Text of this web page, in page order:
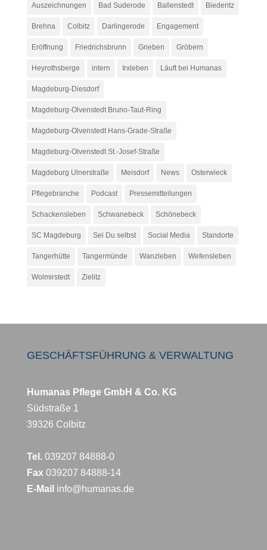
Auszeichnungen Bad Suderode Ballenstedt Biederitz
Brehna Colbitz Darlingerode Engagement
Eröffnung Friedrichsbrunn Grieben Gröbern
Heyrothsberge intern Irxleben Läuft bei Humanas
Magdeburg-Diesdorf
Magdeburg-Olvenstedt Bruno-Taut-Ring
Magdeburg-Olvenstedt Hans-Grade-Straße
Magdeburg-Olvenstedt St.-Josef-Straße
Magdeburg Ulnerstraße Meisdorf News Osterwieck
Pflegebranche Podcast Pressemitteilungen
Schackensleben Schwanebeck Schönebeck
SC Magdeburg Sei Du selbst Social Media Standorte
Tangerhütte Tangermünde Wanzleben Wefensleben
Wolmirstedt Zielitz
GESCHÄFTSFÜHRUNG & VERWALTUNG
Humanas Pflege GmbH & Co. KG
Südstraße 1
39326 Colbitz
Tel.039207 84888-0
Fax039207 84888-14
E-Mail info@humanas.de